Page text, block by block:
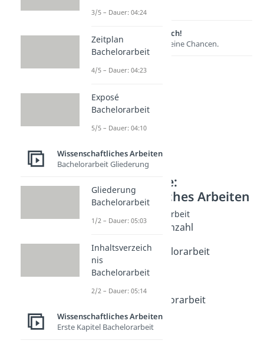
Lernen lohnt sich!
Entdecke hier deine Chancen.
Weitere Inhalte:
Wissenschaftliches Arbeiten
Weiteres zur Bachelorarbeit
Bachelorarbeit Seitenzahl
Sperrvermerk Bachelorarbeit
Dauer: 04:38
Kolloquium
Dauer: 03:42
Verteidigung Bachelorarbeit
Dauer: 04:47
3/5 – Dauer: 04:24
Zeitplan
Bachelorarbeit
4/5 – Dauer: 04:23
Exposé
Bachelorarbeit
5/5 – Dauer: 04:10
Wissenschaftliches Arbeiten
Bachelorarbeit Gliederung
Gliederung
Bachelorarbeit
1/2 – Dauer: 05:03
Inhaltsverzeich
nis
Bachelorarbeit
2/2 – Dauer: 05:14
Wissenschaftliches Arbeiten
Erste Kapitel Bachelorarbeit